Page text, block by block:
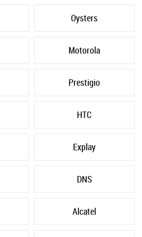
Oysters
Motorola
Prestigio
HTC
Explay
DNS
Alcatel